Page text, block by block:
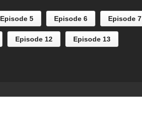
Episode 5
Episode 5 Episode 6 Episode 7
Episode 12 Episode 13